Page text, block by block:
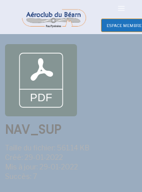
ESPACE MEMBRE
NAV_SUP
Taille du fichier: 561.14 KB
Créé: 29-01-2022
Mis à jour: 29-01-2022
Succès: 7